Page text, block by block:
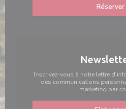
Réserver
Inscrivez-vous à notre lettre
des communications
marketing par